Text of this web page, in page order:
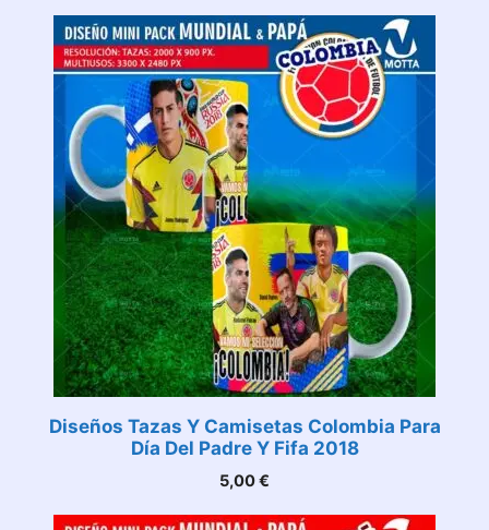
Diseños Tazas Y Camisetas Colombia Para
Día Del Padre Y Fifa 2018
5,00€